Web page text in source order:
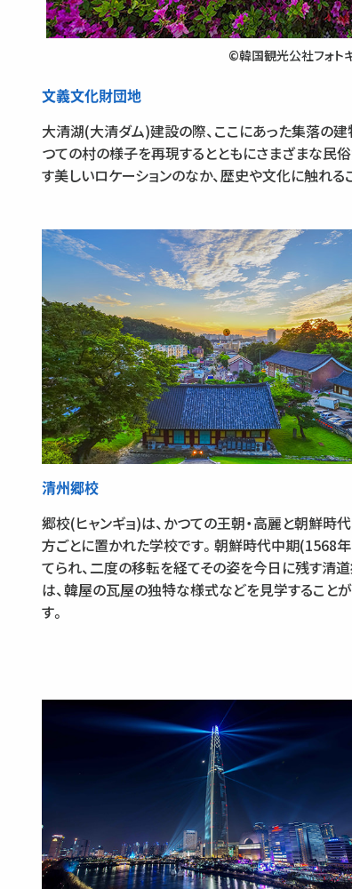
©韓国観光公社フォト
文義文化財団地
大清湖(大清ダム)建設の際、ここにあった集落の
つての村の様子を再現するとともにさまざまな民
す美しいロケーションのなか、歴史や文化に触れる
清州郷校
郷校(ヒャンギョ)は、かつての王朝・高麗と朝鮮時
方ごとに置かれた学校です。朝鮮時代中期(1568
てられ、二度の移転を経てその姿を今日に残す清
は、韓屋の瓦屋の独特な様式などを見学すること
す。